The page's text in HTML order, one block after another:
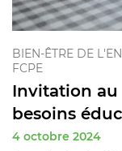
BIEN-ÊTRE DE
FCPE
Invitation au
besoins
4 octobre 2024